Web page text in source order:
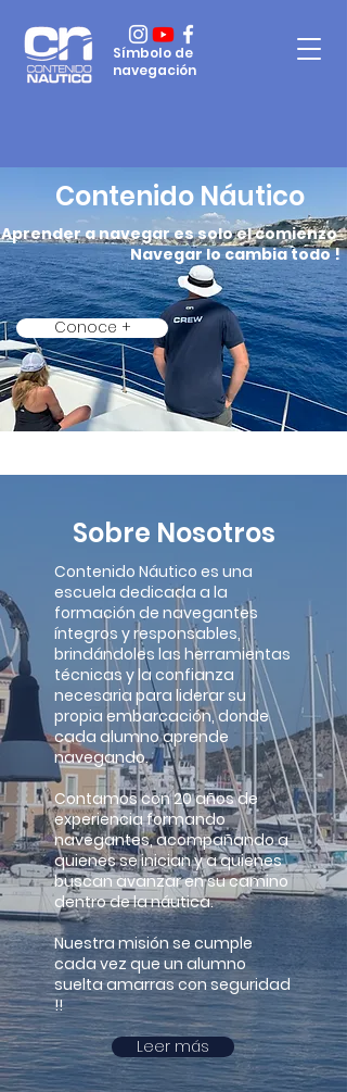
Símbolo de
navegación
Contenido Náutico
Aprender a navegar es solo el comienzo
Navegar lo cambia todo !
Conoce +
Sobre Nosotros
Contenido Náutico es una
escuela dedicada a la
formación de navegantes
íntegros y responsables,
brindándoles las herramientas
técnicas y la confianza
necesaria para liderar su
propia embarcación, donde
cada alumno aprende
navegando.
Contamos con 20 años de
experiencia formando
navegantes, acompañando a
quienes se inician y a quienes
buscan avanzar en su camino
dentro de la náutica.
Nuestra misión se cumple
cada vez que un alumno
suelta amarras con seguridad
!!
Leer más